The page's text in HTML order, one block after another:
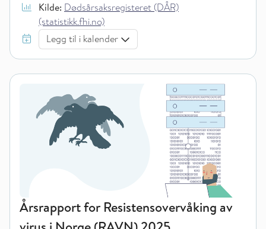
Kilde: Dødsårsaksregisteret (DÅR)
(statistikk.fhi.no)
Legg til i kalender
Årsrapport for Resistensovervåking av